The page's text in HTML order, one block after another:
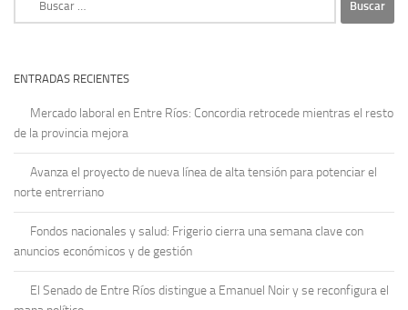
ENTRADAS RECIENTES
Mercado laboral en Entre Ríos: Concordia retrocede mientras el resto
de la provincia mejora
Avanza el proyecto de nueva línea de alta tensión para potenciar el
norte entrerriano
Fondos nacionales y salud: Frigerio cierra una semana clave con
anuncios económicos y de gestión
El Senado de Entre Ríos distingue a Emanuel Noir y se reconfigura el